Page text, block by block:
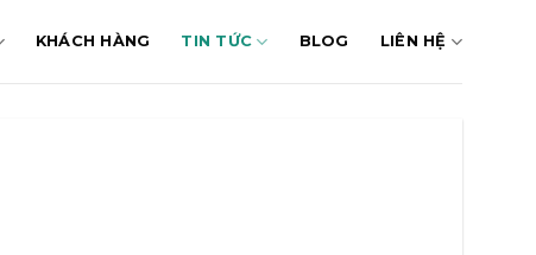
KHÁCH HÀNG TIN TỨC BLOG LIÊN HỆ